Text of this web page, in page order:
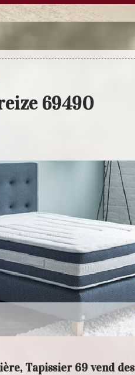
69490
Tapissier 69 vend des